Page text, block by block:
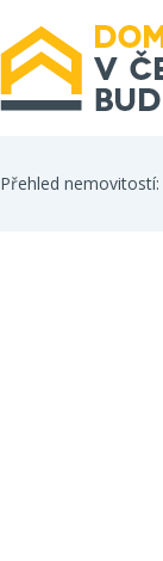
Přehled nemovitostí: